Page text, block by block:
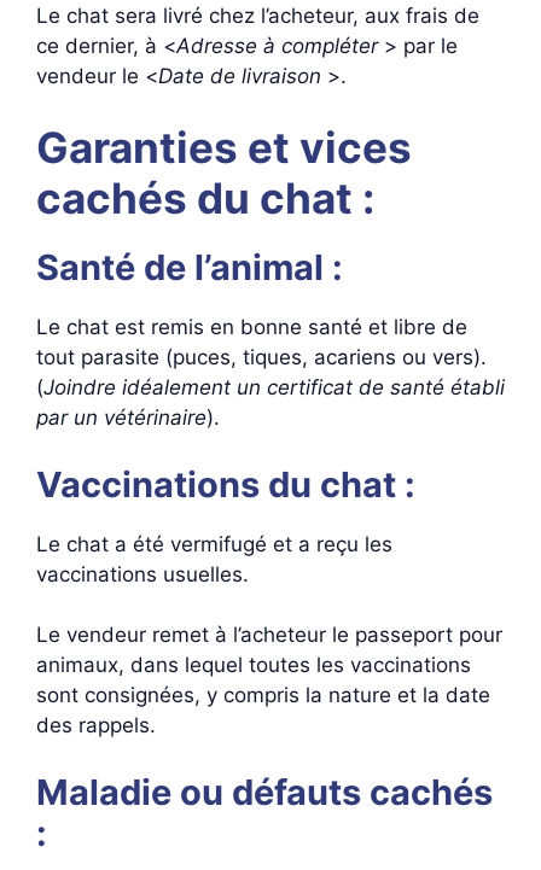
Le chat sera livré chez l’acheteur, aux frais de
ce dernier, à <Adresse à compléter> par le
vendeur le <Date de livraison >.
Garanties et vices
cachés du chat :
Santé de l’animal :
Le chat est remis en bonne santé et libre de
tout parasite (puces, tiques, acariens ou vers).
(Joindre idéalement un certificat de santé établi
par un vétérinaire).
Vaccinations du chat :
Le chat a été vermifugé et a reçu les
vaccinations usuelles.
Le vendeur remet à l’acheteur le passeport pour
animaux, dans lequel toutes les vaccinations
sont consignées, y compris la nature et la date
des rappels.
Maladie ou défauts cachés
: